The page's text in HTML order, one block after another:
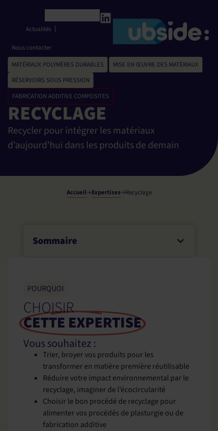
Actualités
Nous contacter
MATÉRIAUX POLYMÈRES DURABLES MISE EN ŒUVRE DES MATÉRIAUX
RÉSERVOIRS SOUS PRESSION
FABRICATION ADDITIVE COMPOSITES
RECYCLAGE
Recycler pour intégrer les matériaux
d’aujourd’hui dans les produits de demain
Accueil Expertises Recyclage
Sommaire
POURQUOI
CHOISIR
CETTE EXPERTISE
Vous souhaitez :
Trier, broyer vos produits pour les
transformer en matière première réutilisable
Réduire votre impact environnemental par le
recyclage, imaginer de l’écocircularité
Choisir le bon procédé de recyclage pour
alimenter vos procédés de plasturgie ou de
fabrication additive